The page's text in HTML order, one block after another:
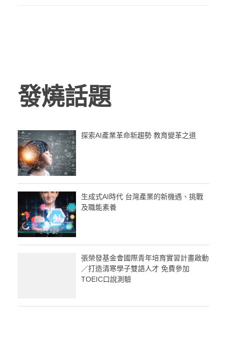
發燒話題
探索AI產業革命新趨勢 教育變革之道
生成式AI時代 台灣產業的新機遇、挑戰
及職能素養
張榮發基金會國際青年培育實習計畫啟動
／打造清寒學子雙語人才 免費參加
TOEIC口說測驗